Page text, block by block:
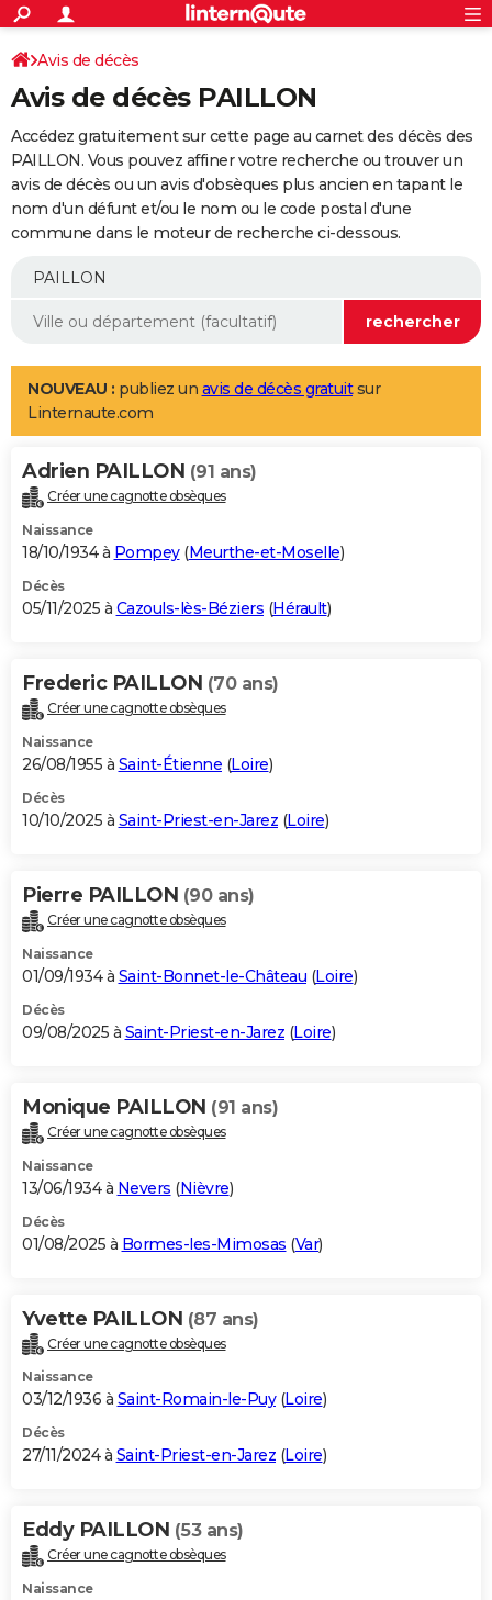
ACTUALITÉS
Politique
Société
Faits Divers
Education
Monde
Villes
+
SPORT
Coupe du monde 2026
Football
Tennis
Cyclisme
Rugby
Forum
Programme TV
TNT
Streaming
Cinéma
Sorties cinéma
Musique
+
FINANCE
Retraite
Epargne
Immobilier
Risques naturels par ville
Banque
Assurance
AUTO
Essais
Réserver un essai
Citadines
Berlines
SUV
Forum auto
+
Mobiles
Meilleur smartphone
Internet
Ordinateurs
Jeux vidéo
Guide high-tech
Aménagement intérieur
LIFESTYLE
Art de vivre
Bien-être
Loisirs
Mode
Modes de vie
Alimentation
Guide de la santé
Maladies
Médicaments
Sommeil
VOYAGE
Destinations
City break
Voyage nature
Voyage de noces
Forum
Climat
+PHOTO
GUIDES D'ACHAT
BONS PLANS
Carte de Noël
Carte Bonne année
Carte Saint-Valentin
Carte Pâques
Carte d'anniversaire
DICTIONNAIRE
Dictionnaire
Biographies
Citations
Expressions
Proverbes
PROGRAMME TV
S'inscrire
Se connecter
Lycées
Collèges
Primaires
Universités
Entreprises
Service militaire
Avis de recherche
AVIS DE DÉCÈS
Bricolage
Lifestyle
Culture
Sport
Auto
Television
Voyage
Cinema
Avis de décès
Avis de décès PAILLON
Accédez gratuitement sur cette page au carnet des décès des
PAILLON. Vous pouvez affiner votre recherche ou trouver un
avis de décès ou un avis d'obsèques plus ancien en tapant le
nom d'un défunt et/ou le nom ou le code postal d'une
commune dans le moteur de recherche ci-dessous.
NOUVEAU : publiez un avis de décès gratuitsur
Linternaute.com
Adrien PAILLON (91 ans)
Créer une cagnotte obsèques
Naissance
18/10/1934 à Pompey(Meurthe-et-Moselle)
Décès
05/11/2025 à Cazouls-lès-Béziers (Hérault)
Frederic PAILLON (70 ans)
Créer une cagnotte obsèques
Naissance
26/08/1955 à Saint-Étienne (Loire)
Décès
10/10/2025 à Saint-Priest-en-Jarez (Loire)
Pierre PAILLON (90 ans)
Créer une cagnotte obsèques
Naissance
01/09/1934 à Saint-Bonnet-le-Château (Loire)
Décès
09/08/2025 à Saint-Priest-en-Jarez (Loire)
Monique PAILLON (91 ans)
Créer une cagnotte obsèques
Naissance
13/06/1934 à Nevers (Nièvre)
Décès
01/08/2025 à Bormes-les-Mimosas (Var)
Yvette PAILLON (87 ans)
Créer une cagnotte obsèques
Naissance
03/12/1936 à Saint-Romain-le-Puy(Loire)
Décès
27/11/2024 à Saint-Priest-en-Jarez (Loire)
Eddy PAILLON (53 ans)
Créer une cagnotte obsèques
Naissance